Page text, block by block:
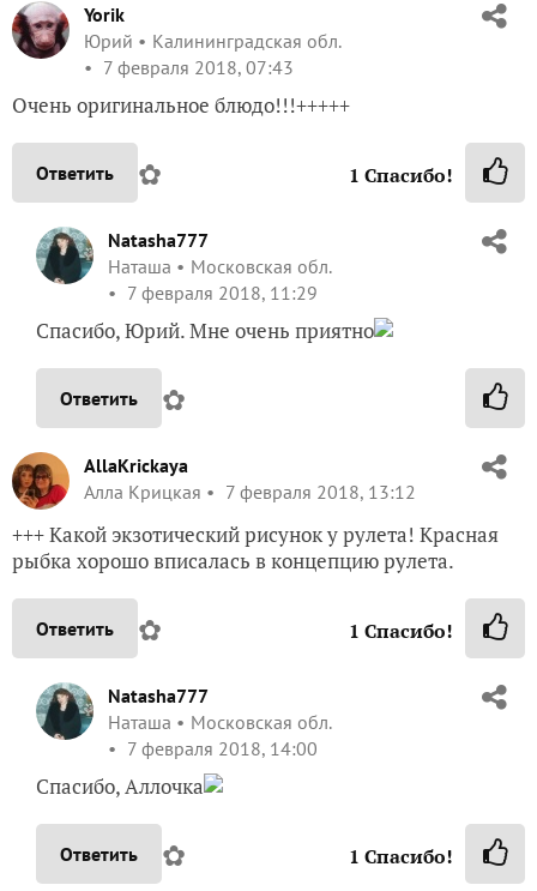
Yorik
Юрий
Калининградская обл.
7 февраля 2018, 07:43
Очень оригинальное блюдо!!!+++++
Ответить ✿ 1 Спасибо!
Natasha777
Наташа
Московская обл.
7 февраля 2018, 11:29
Спасибо, Юрий. Мне очень приятно
Ответить ✿
AllaKrickaya
Алла Крицкая
7 февраля 2018, 13:12
+++ Какой экзотический рисунок у рулета! Красная
рыбка хорошо вписалась в концепцию рулета.
Ответить ✿ 1 Спасибо!
Natasha777
Наташа
Московская обл.
7 февраля 2018, 14:00
Спасибо, Аллочка
Ответить ✿ 1 Спасибо!